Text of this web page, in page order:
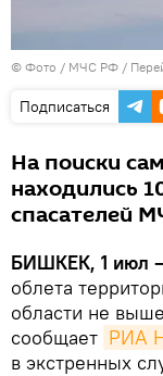
© Фото / МЧС РФ /
Подписаться
На поиски
находились
спасателей
БИШКЕК, 1 июл
облета
области не
сообщает РИА
в экстренных